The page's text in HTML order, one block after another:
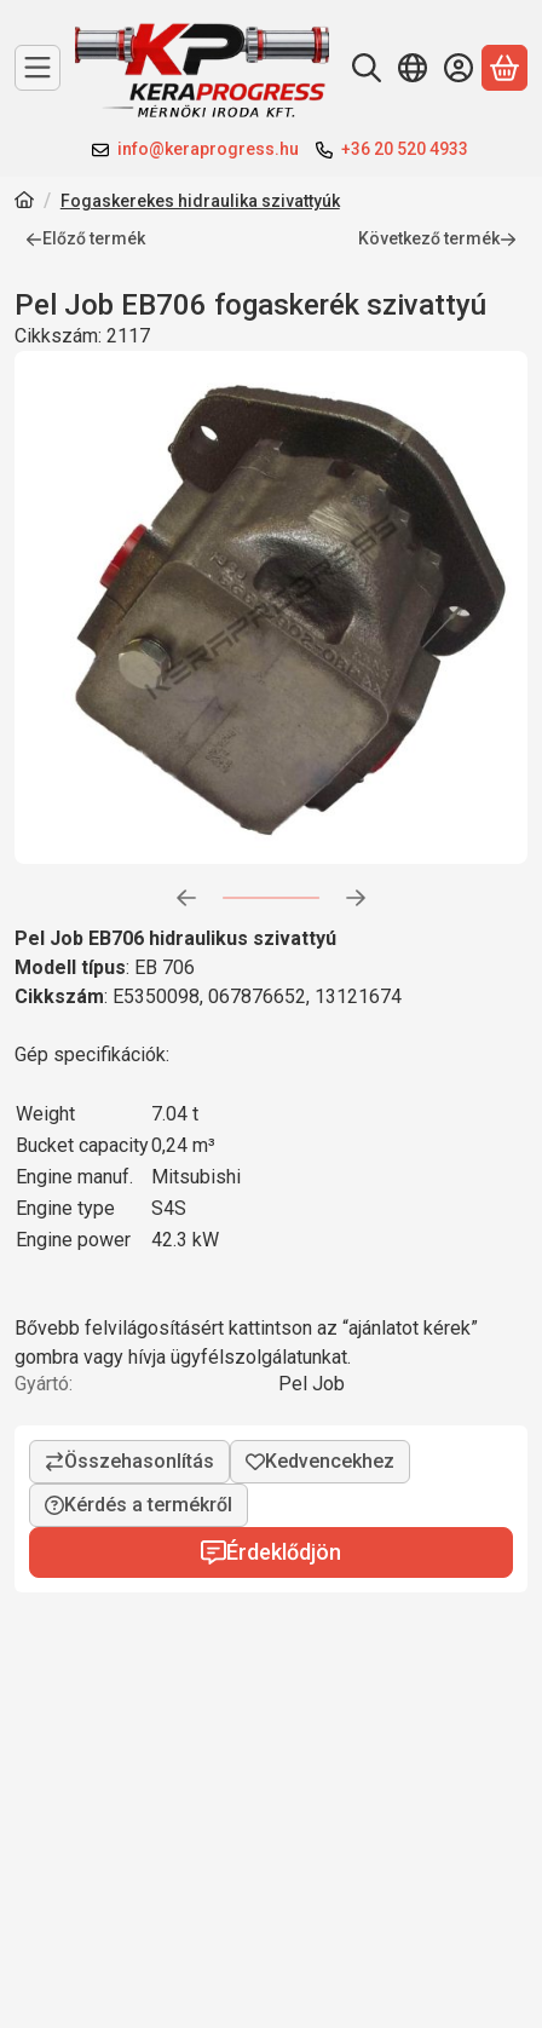
info@keraprogress.hu +36 20 520 4933
A
Fogaskerekes hidraulika szivattyúk
Előző termék
Következő termék
Pel Job EB706 fogaskerék szivattyú
Cikkszám: 2117
Pel Job EB706 hidraulikus szivattyú
Modell típus: EB 706
Cikkszám: E5350098, 067876652, 13121674
Gép specifikációk:
Weight
7.04 t
Bucket capacity0,24 m³
Engine manuf.
Mitsubishi
Engine type
S4S
Engine power
42.3 kW
Bővebb felvilágosításért kattintson az “ajánlatot kérek”
gombra vagy hívja ügyfélszolgálatunkat.
Gyártó:
Pel Job
Kérdés a termékről
Érdeklődjön